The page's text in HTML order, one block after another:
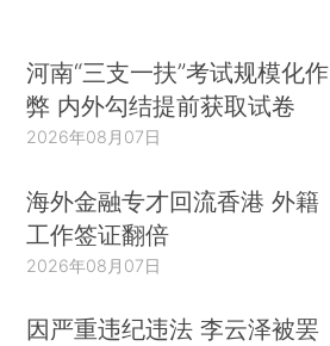
河南“三支一扶”考试规模化作
弊 内外勾结提前获取试卷
2026年08月07日
海外金融专才回流香港 外籍
工作签证翻倍
2026年08月07日
因严重违纪违法 李云泽被罢